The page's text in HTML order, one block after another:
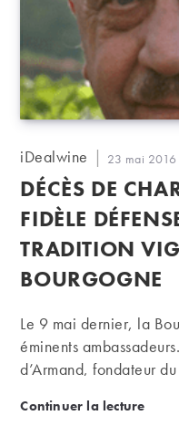
Auteur/autrice
la
publication :
iDealwine
Publication
publiée :
23 mai 2016
DÉCÈS DE
FIDÈLE
TRADITION
BOURGOGNE
Le 9 mai dernier, la
éminents
d’Armand, fondateur
Continuer la lecture